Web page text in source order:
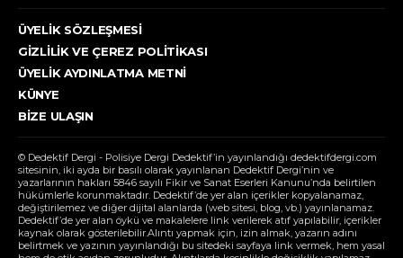
ÜYELIK SÖZLEŞMESI
GIZLILIK VE ÇEREZ POLITIKASI
ÜYELIK AYDINLATMA METNI
KÜNYE
BIZE ULAŞIN
© Dedektif Dergi - Polisiye Dergi Dedektif’in yayınlandığı dedektifdergi.com
sitesinin, iki ayda bir basılı olarak yayınlanan Dedektif Dergi’nin ve
yazarlarının hakları 5846 sayılı Fikir ve Sanat Eserleri Kanunu’nda belirtilen
hükümlerle korunmaktadır. Dedektif’de yer alan içerikler kopyalanamaz,
değiştirilemez ve diğer dijital alanlarda (web sitesi, blog, vb.) yayınlanamaz.
Dedektif’de yer alan öykü ve makalelere link verilerek atıf yapılabilir, içerikler
kaynak olarak gösterilebilir.Alıntı yapmak için, izin almak, yazarın adını
belirtmek ve yazının yayınlandığı bu sitedeki sayfaya link vermek, hem yasal